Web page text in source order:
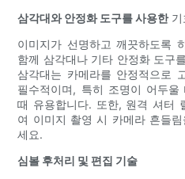
삼각대와 안정화 도구를 사용한기
이미지가 선명하고 깨끗하도록
함께 삼각대나 기타 안정화 도구
삼각대는 카메라를 안정적으로
필수적이며, 특히 조명이 어두
때 유용합니다. 또한, 원격 셔터
여 이미지 촬영 시 카메라 흔들
세요.
심볼 후처리 및 편집 기술